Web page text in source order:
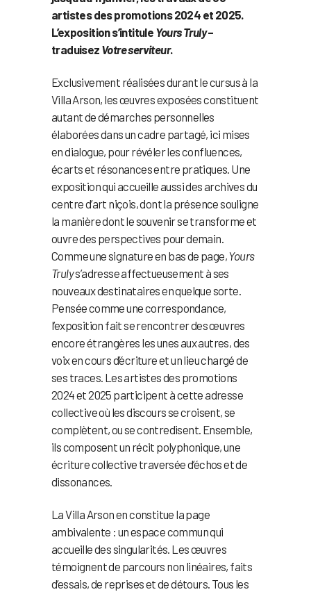
artistes des promotions 2024 et 2025.
L’exposition s’intitule Yours Truly–
traduisez Votre serviteur.
Exclusivement réalisées durant le cursus à la
Villa Arson, les œuvres exposées constituent
autant de démarches personnelles
élaborées dans un cadre partagé, ici mises
en dialogue, pour révéler les confluences,
écarts et résonances entre pratiques. Une
exposition qui accueille aussi des archives du
centre d’art niçois, dont la présence souligne
la manière dont le souvenir se transforme et
ouvre des perspectives pour demain.
Comme une signature en bas de page,Yours
Trulys’adresse affectueusement à ses
nouveaux destinataires en quelque sorte.
Pensée comme une correspondance,
l’exposition fait se rencontrer des œuvres
encore étrangères les unes aux autres, des
voix en cours d’écriture et un lieu chargé de
ses traces. Les artistes des promotions
2024 et 2025 participent à cette adresse
collective où les discours se croisent, se
complètent, ou se contredisent. Ensemble,
ils composent un récit polyphonique, une
écriture collective traversée d’échos et de
dissonances.
La Villa Arson en constitue la page
ambivalente : un espace commun qui
accueille des singularités. Les œuvres
témoignent de parcours non linéaires, faits
d’essais, de reprises et de détours. Tous les